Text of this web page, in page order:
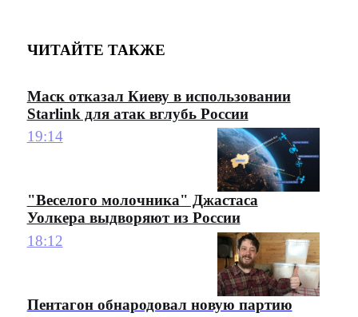
ЧИТАЙТЕ ТАКЖЕ
Маск отказал Киеву в использовании
Starlink для атак вглубь России
19:14
"Веселого молочника" Джастаса
Уолкера выдворяют из России
18:12
Пентагон обнародовал новую партию